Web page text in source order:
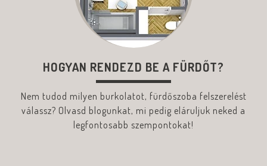
HOGYAN RENDEZD BE A FÜRDŐT?
Nem tudod milyen burkolatot, fürdőszoba felszerelést
válassz? Olvasd blogunkat, mi pedig eláruljuk neked a
legfontosabb szempontokat!